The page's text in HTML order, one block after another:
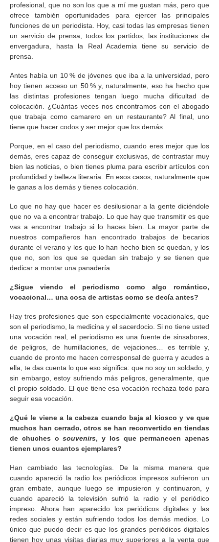
profesional, que no son los que a mí me gustan más, pero que
ofrece también oportunidades para ejercer las principales
funciones de un periodista. Hoy, casi todas las empresas tienen
un servicio de prensa, todos los partidos, las instituciones de
envergadura, hasta la Real Academia tiene su servicio de
prensa.
Antes había un 10 % de jóvenes que iba a la universidad, pero
hoy tienen acceso un 50 % y, naturalmente, eso ha hecho que
las distintas profesiones tengan luego mucha dificultad de
colocación. ¿Cuántas veces nos encontramos con el abogado
que trabaja como camarero en un restaurante? Al final, uno
tiene que hacer codos y ser mejor que los demás.
Porque, en el caso del periodismo, cuando eres mejor que los
demás, eres capaz de conseguir exclusivas, de contrastar muy
bien las noticias, o bien tienes pluma para escribir artículos con
profundidad y belleza literaria. En esos casos, naturalmente que
le ganas a los demás y tienes colocación.
Lo que no hay que hacer es desilusionar a la gente diciéndole
que no va a encontrar trabajo. Lo que hay que transmitir es que
vas a encontrar trabajo si lo haces bien. La mayor parte de
nuestros compañeros han encontrado trabajos de becarios
durante el verano y los que lo han hecho bien se quedan, y los
que no, son los que se quedan sin trabajo y se tienen que
dedicar a montar una panadería.
¿Sigue viendo el periodismo como algo romántico,
vocacional… una cosa de artistas como se decía antes?
Hay tres profesiones que son especialmente vocacionales, que
son el periodismo, la medicina y el sacerdocio. Si no tiene usted
una vocación real, el periodismo es una fuente de sinsabores,
de peligros, de humillaciones, de vejaciones… es terrible y,
cuando de pronto me hacen corresponsal de guerra y acudes a
ella, te das cuenta lo que eso significa: que no soy un soldado, y
sin embargo, estoy sufriendo más peligros, generalmente, que
el propio soldado. El que tiene esa vocación rechaza todo para
seguir esa vocación.
¿Qué le viene a la cabeza cuando baja al kiosco y ve que
muchos han cerrado, otros se han reconvertido en tiendas
de chuches osouvenirs, y los que permanecen apenas
tienen unos cuantos ejemplares?
Han cambiado las tecnologías. De la misma manera que
cuando apareció la radio los periódicos impresos sufrieron un
gran embate, aunque luego se impusieron y continuaron, y
cuando apareció la televisión sufrió la radio y el periódico
impreso. Ahora han aparecido los periódicos digitales y las
redes sociales y están sufriendo todos los demás medios. Lo
único que puedo decir es que los grandes periódicos digitales
tienen hoy unas visitas diarias muy superiores a la venta que